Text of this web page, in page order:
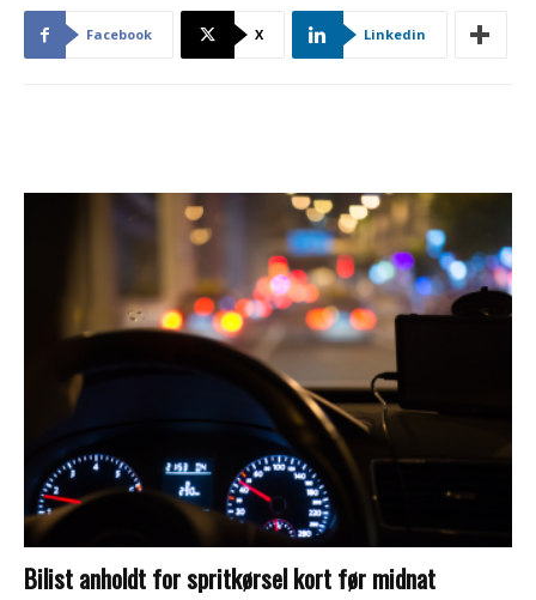
Facebook X Linkedin
Bilist anholdt for spritkørsel kort før midnat